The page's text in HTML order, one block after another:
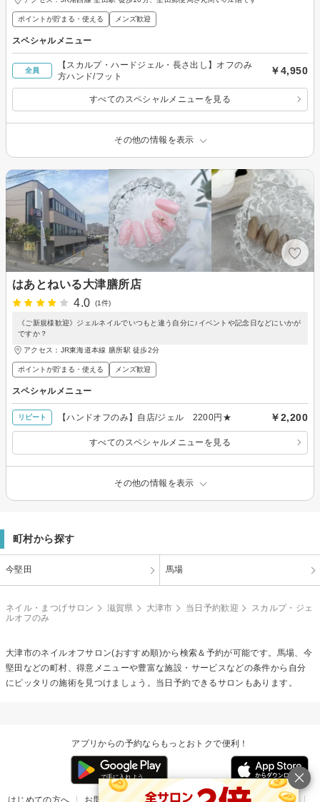
ポイントが貯まる・使える メンズ歓迎
スペシャルメニュー
全員
【スカルプ・ハードジェル・長さ出し】オフのみ
方ハンド/フット
￥4,950
すべてのスペシャルメニューを見る
その他の情報を表示
はあとねいる大津膳所店
4.0
(1件)
《ご新規様歓迎》ジェルネイルでいつもと違う自分に♪イベントや記念日などにいかが
ですか？
アクセス：JR東海道本線 膳所駅 徒歩2分
ポイントが貯まる・使える メンズ歓迎
スペシャルメニュー
リピート 【ハンドオフのみ】自店/ジェル 2200円★ ￥2,200
すべてのスペシャルメニューを見る
その他の情報を表示
町村から探す
今堅田 馬場
ネイル・まつげサロン 滋賀県 大津市 当日予約歓迎
スカルプ・ジェ
ルオフのみ
大津市のネイルオフサロン(おすすめ順)から検索＆予約が可能です。馬場、今
堅田などの町村、得意メニューや豊富な施設・サービスなどの条件から自分
にピッタリの施術を見つけましょう。当日予約できるサロンもあります。
アプリからの予約ならもっとおトクで便利！
はじめての方へ お問い合わせ ヘルプ リリース情報 利用規約